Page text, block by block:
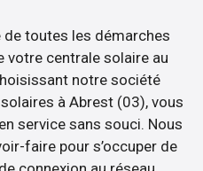
de toutes les démarches
votre centrale solaire au
notre société
à Abrest (03), vous
service sans souci. Nous
faire pour s’occuper de